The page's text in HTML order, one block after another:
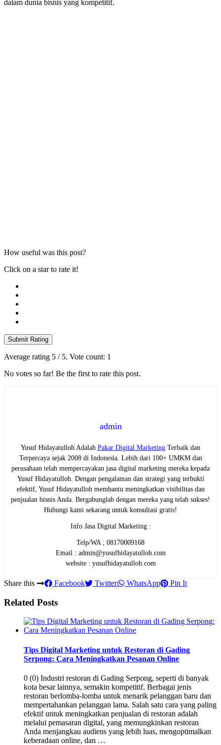
dalam dunia bisnis yang kompetitif.
How useful was this post?
Click on a star to rate it!
Submit Rating
Average rating 5 / 5. Vote count: 1
No votes so far! Be the first to rate this post.
admin
Yusuf Hidayatulloh Adalah Pakar Digital Marketing Terbaik dan
Terpercaya sejak 2008 di Indonesia. Lebih dari 100+ UMKM dan
perusahaan telah mempercayakan jasa digital marketing mereka kepada
Yusuf Hidayatulloh. Dengan pengalaman dan strategi yang terbukti
efektif, Yusuf Hidayatulloh membantu meningkatkan visibilitas dan
penjualan bisnis Anda. Bergabunglah dengan mereka yang telah sukses!
Hubungi kami sekarang untuk konsultasi gratis!
Info Jasa Digital Marketing :
Telp/WA ; 08170009168
Email : admin@yusufhidayatulloh.com
website : yusufhidayatulloh.com
Share this Facebook Twitter WhatsApp Pin It
Related Posts
Tips Digital Marketing untuk Restoran di Gading
Serpong: Cara Meningkatkan Pesanan Online
0 (0) Industri restoran di Gading Serpong, seperti di banyak
kota besar lainnya, semakin kompetitif. Berbagai jenis
restoran berlomba-lomba untuk menarik pelanggan baru dan
mempertahankan pelanggan lama. Salah satu cara yang paling
efektif untuk meningkatkan penjualan di restoran adalah
melalui pemasaran digital, yang memungkinkan restoran
Anda menjangkau audiens yang lebih luas, mengoptimalkan
keberadaan online, dan …